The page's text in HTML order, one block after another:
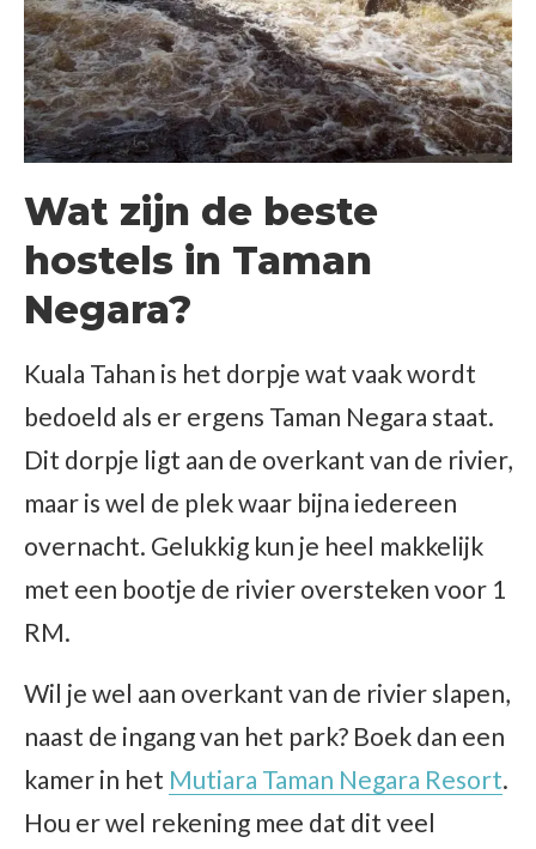
Wat zijn de beste
hostels in Taman
Negara?
Kuala Tahan is het dorpje wat vaak wordt
bedoeld als er ergens Taman Negara staat.
Dit dorpje ligt aan de overkant van de rivier,
maar is wel de plek waar bijna iedereen
overnacht. Gelukkig kun je heel makkelijk
met een bootje de rivier oversteken voor 1
RM.
Wil je wel aan overkant van de rivier slapen,
naast de ingang van het park? Boek dan een
kamer in het Mutiara Taman Negara Resort.
Hou er wel rekening mee dat dit veel